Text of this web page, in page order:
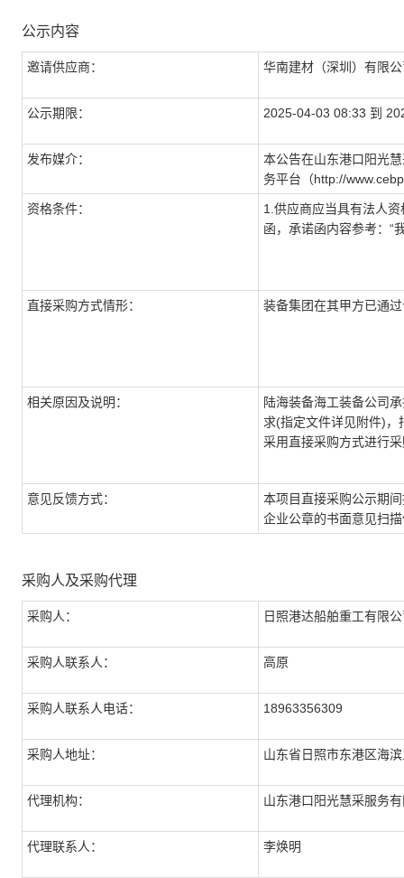
公示内容
邀请供应商： 华南建材（深圳）有限
公示期限： 2025-04-03 08:33 到
发布媒介：
本公告在山东港口阳光
务平台（http://
资格条件：
1.供应商应当具有法人
函，承诺函内容参考：“
直接采购方式情形： 装备集团在其甲方已通
相关原因及说明：
陆海装备海工装备公司
求(指定文件详见附件)，
采用直接采购方式进行
意见反馈方式：
本项目直接采购公示期
企业公章的书面意见扫
采购人及采购代理
采购人： 日照港达船舶重工有限
采购人联系人： 高原
采购人联系人电话： 18963356309
采购人地址： 山东省日照市东港区海
代理机构： 山东港口阳光慧采服务
代理联系人： 李焕明